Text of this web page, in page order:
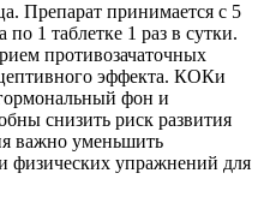
Препарат принимается с 5
1 таблетке 1 раз в сутки.
противозачаточных
эффекта. КОКи
фон и
снизить риск развития
важно уменьшить
физических упражнений для